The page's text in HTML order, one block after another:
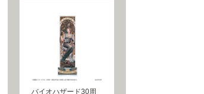
バイオハザード30周